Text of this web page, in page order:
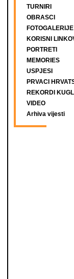
TURNIRI
OBRASCI
FOTOGALERIJE
KORISNI
PORTRETI
MEMORIES
USPJESI
PRVACI
REKORDI
VIDEO
Arhiva vijesti